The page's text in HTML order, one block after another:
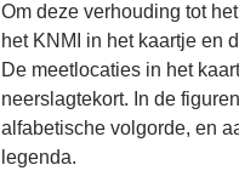
Om deze verhouding tot
het KNMI in het kaartje en
De meetlocaties in het
neerslagtekort. In de
alfabetische volgorde, en
legenda.